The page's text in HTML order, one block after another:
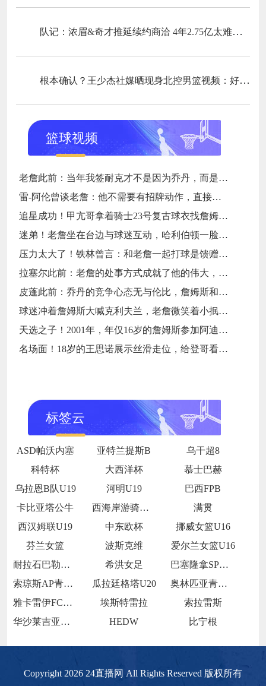
队记：浓眉&奇才推延续约商洽 4年2.75亿太难给 下一年截止日成要害
根本确认？王少杰社媒晒现身北控男篮视频：好久不见
篮球视频
老詹此前：当年我签耐克才不是因为乔丹，而是7年9000万天价合同
雷-阿伦曾谈老詹：他不需要有招牌动作，直接碾压对手就行
追星成功！甲亢哥拿着骑士23号复古球衣找詹姆斯要签名
迷弟！老詹坐在台边与球迷互动，哈利伯顿一脸崇拜地看着
压力太大了！铁林曾言：和老詹一起打球是馈赠，也是困扰
拉塞尔此前：老詹的处事方式成就了他的伟大，他是没有缺点的球员
皮蓬此前：乔丹的竞争心态无与伦比，詹姆斯和他没有可比性
球迷冲着詹姆斯大喊克利夫兰，老詹微笑着小抿一口香槟
天选之子！2001年，年仅16岁的詹姆斯参加阿迪达斯的训练营
名场面！18岁的王思诺展示丝滑走位，给登哥看得一愣一愣的
标签云
ASD帕沃内塞 亚特兰提斯B
乌干超8
科特杯
大西洋杯
慕士巴赫
乌拉恩B队U19
河明U19
巴西FPB
卡比亚塔公牛
西海岸游骑兵女足
满贯
西汉姆联U19
中东欧杯
挪威女篮U16
芬兰女篮
波斯克维
爱尔兰女篮U16
耐拉石巴勒鲁普
希洪女足
巴塞隆拿SP青年队
索琼斯AP青年队
瓜拉廷格塔U20
奥林匹亚青年队
雅卡雷伊FCU20
埃斯特雷拉
索拉雷斯
华沙莱吉亚青年队
HEDW 比宁根
Copyright 2026 24直播网 All Rights Reserved 版权所有